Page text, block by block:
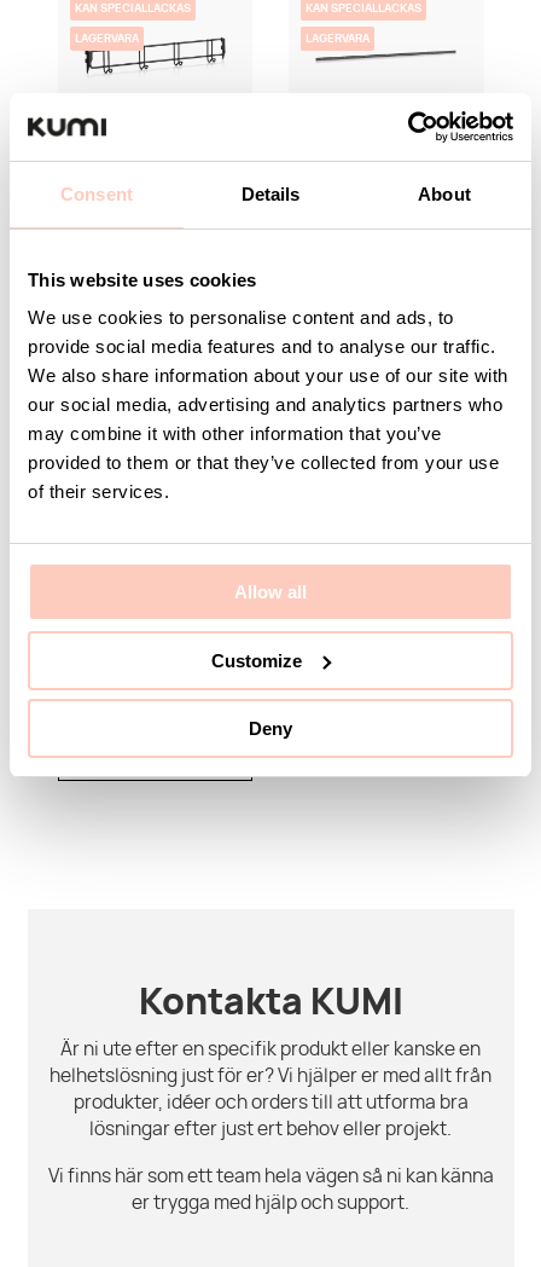
Consent Details About
This website uses cookies
We use cookies to personalise content and ads, to
provide social media features and to analyse our traffic.
We also share information about your use of our site with
our social media, advertising and analytics partners who
may combine it with other information that you’ve
provided to them or that they’ve collected from your use
of their services.
Allow all
Customize
Deny
KAN SPECIALLACKAS
LAGERVARA
Logga in för pris
KAN SPECIALLACKAS
LAGERVARA
Logga in för pris
KAN SPECIALLACKAS
LAGERVARA
Väggskena 1800 mm
och lagerstatus
Kontakta KUMI
Är ni ute efter en specifik produkt eller kanske en
helhetslösning just för er? Vi hjälper er med allt från
produkter, idéer och orders till att utforma bra
lösningar efter just ert behov eller projekt.
Vi finns här som ett team hela vägen så ni kan känna
er trygga med hjälp och support.